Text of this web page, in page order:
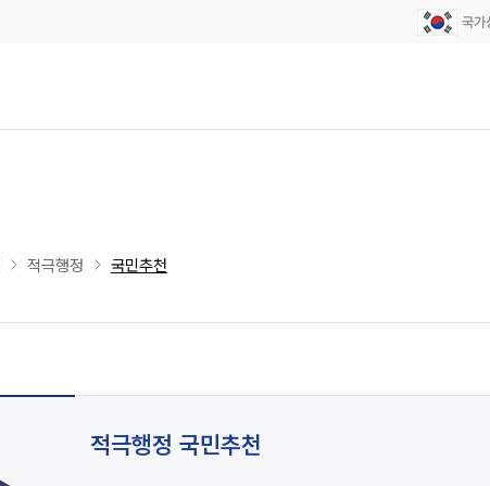
적극행정 국민추천
적극행정 국민추천